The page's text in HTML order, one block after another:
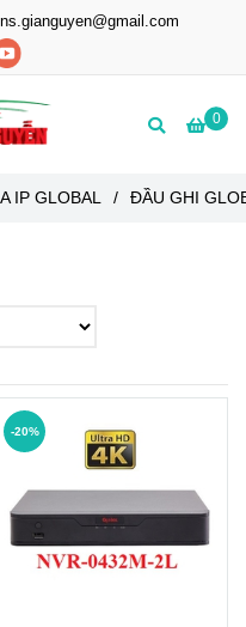
0
IP GLOBAL / ĐẦU GHI
-20%